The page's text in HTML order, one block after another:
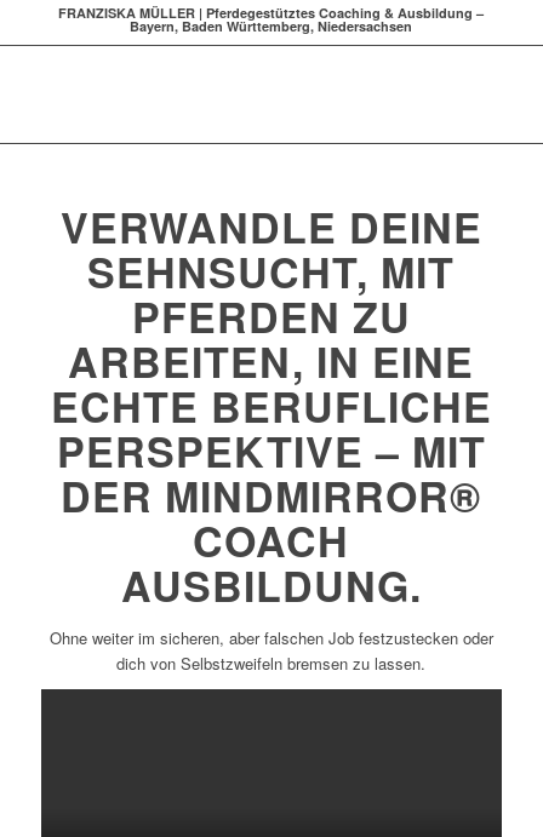
FRANZISKA MÜLLER | Pferdegestütztes Coaching & Ausbildung –
Bayern, Baden Württemberg, Niedersachsen
VERWANDLE DEINE
SEHNSUCHT, MIT
PFERDEN ZU
ARBEITEN, IN EINE
ECHTE BERUFLICHE
PERSPEKTIVE – MIT
DER MINDMIRROR®
COACH
AUSBILDUNG.
Ohne weiter im sicheren, aber falschen Job festzustecken oder
dich von Selbstzweifeln bremsen zu lassen.